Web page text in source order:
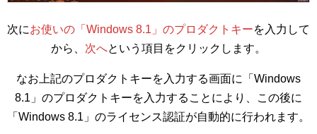
次にお使いの「Windows 8.1」のプロダクトキーを入力して
から、 次へという項目をクリックします。
なお上記のプロダクトキーを入力する画面に「Windows
8.1」のプロダクトキーを入力することにより、この後に
「Windows 8.1」のライセンス認証が自動的に行われます。